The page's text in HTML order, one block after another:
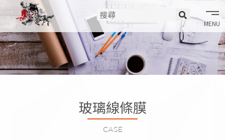
玻璃線條膜
CASE
704 細白線 705 黑條碼